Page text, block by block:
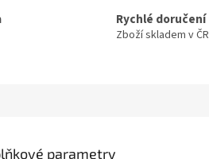
Rychlé doručení
Zboží skladem v ČR
parametry